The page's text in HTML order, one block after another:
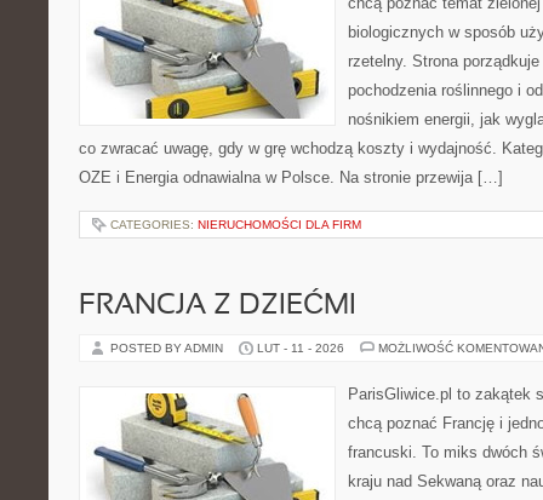
biologicznych w sposób
rzetelny. Strona
pochodzenia roślinnego i
nośnikiem energii, jak
co zwracać uwagę, gdy w grę wchodzą koszty i wydajność.
OZE i Energia odnawialna w Polsce. Na stronie przewija […]
CATEGORIES: NIERUCHOMOŚCI DLA FIRM
FRANCJA Z DZIEĆMI
POSTED BY ADMIN LUT - 11 - 2026 MOŻLIWOŚĆ
ParisGliwice.pl to zakątek
chcą poznać Francję i
francuski. To miks dwóch
kraju nad Sekwaną oraz